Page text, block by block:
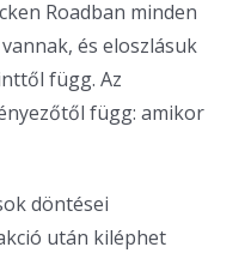
Roadban minden
és eloszlásuk
függ. Az
függ: amikor
döntései
után kiléphet